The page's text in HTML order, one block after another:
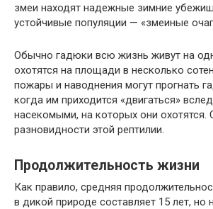
змеи находят надежные зимние
устойчивые популяции — «змеиные
Обычно гадюки всю жизнь живут на
охотятся на площади в несколько
пожары и наводнения могут прогнать
когда им приходится «двигаться»
насекомыми, на которых они охотятся.
разновидности этой рептилии.
Продолжительность жизни
Как правило, средняя
в дикой природе составляет 15 лет, но